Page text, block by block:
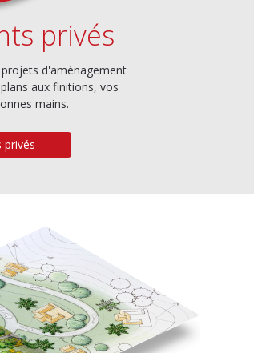
privés
d'aménagement
aux finitions, vos
mains.
privés